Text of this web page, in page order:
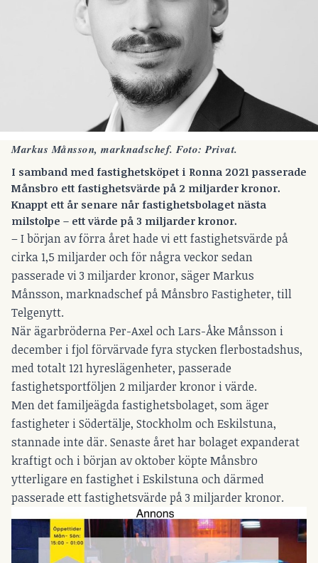
Markus Månsson, marknadschef. Foto: Privat.
I samband med fastighetsköpet i Ronna 2021 passerade
Månsbro ett fastighetsvärde på 2 miljarder kronor.
Knappt ett år senare når fastighetsbolaget nästa
milstolpe – ett värde på 3 miljarder kronor.
– I början av förra året hade vi ett fastighetsvärde på
cirka 1,5 miljarder och för några veckor sedan
passerade vi 3 miljarder kronor, säger Markus
Månsson, marknadschef på Månsbro Fastigheter, till
Telgenytt.
När ägarbröderna Per-Axel och Lars-Åke Månsson i
december i fjol förvärvade fyra stycken flerbostadshus,
med totalt 121 hyreslägenheter, passerade
fastighetsportföljen 2 miljarder kronor i värde.
Men det familjeägda fastighetsbolaget, som äger
fastigheter i Södertälje, Stockholm och Eskilstuna,
stannade inte där. Senaste året har bolaget expanderat
kraftigt och i början av oktober köpte Månsbro
ytterligare en fastighet i Eskilstuna och därmed
passerade ett fastighetsvärde på 3 miljarder kronor.